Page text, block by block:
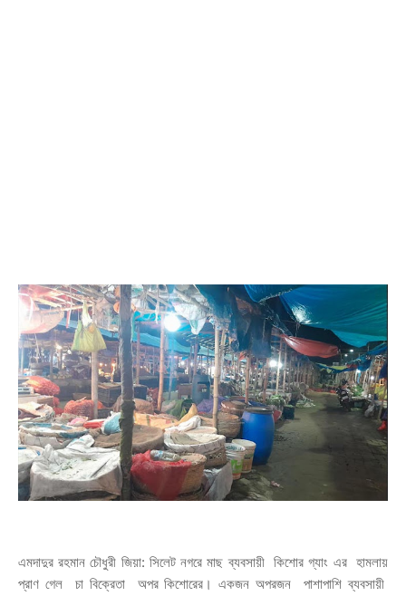
এমদাদুর রহমান চৌধুরী জিয়া: সিলেট নগরে মাছ ব্যবসায়ী কিশোর গ্যাং এর হামলায়
প্রাণ গেল চা বিক্রেতা অপর কিশোরের। একজন অপরজন পাশাপাশি ব্যবসায়ী